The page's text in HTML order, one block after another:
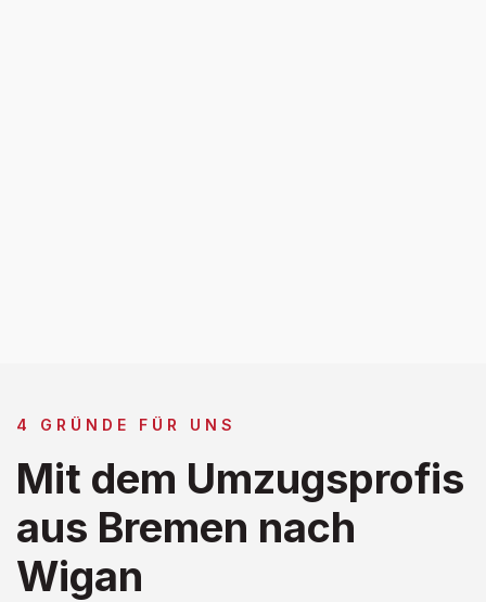
4 GRÜNDE FÜR UNS
Mit dem Umzugsprofis
aus Bremen nach
Wigan